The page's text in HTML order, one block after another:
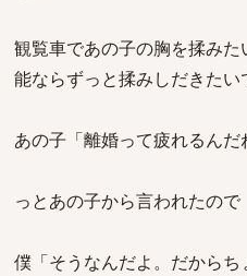
観覧車であの子の胸を揉み
能ならずっと揉みしだきたい
あの子「離婚って疲れるんだ
っとあの子から言われたので
僕「そうなんだよ。だから